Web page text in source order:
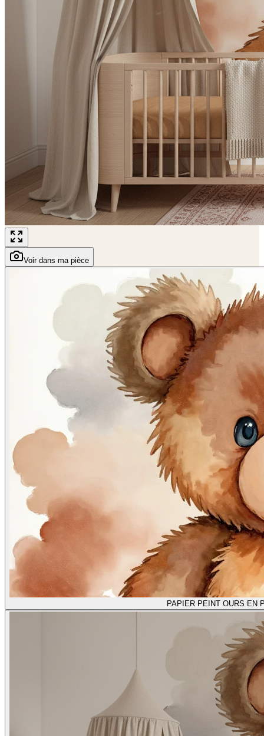
Voir dans ma pièce
PAPIER PEINT OURS EN